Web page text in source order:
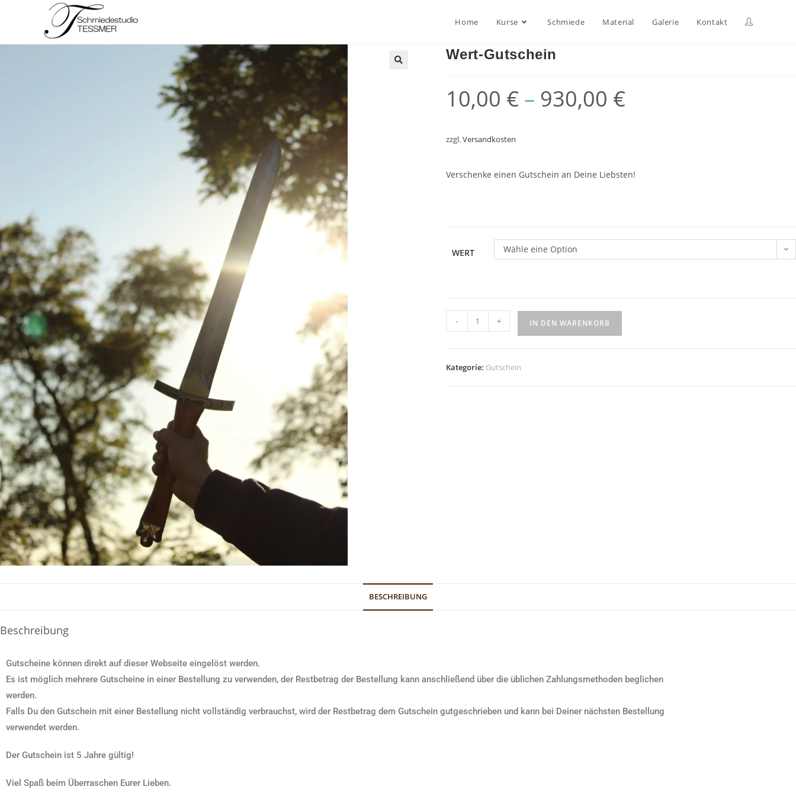
Home Kurse Schmiede Material Galerie Kontakt
Wert-Gutschein
10,00 €– 930,00 €
zzgl.Versandkosten
Verschenke einen Gutschein an Deine Liebsten!
WERT Wähle eine Option
- + IN DEN WARENKORB
Kategorie: Gutschein
BESCHREIBUNG
Beschreibung
Gutscheine können direkt auf dieser Webseite eingelöst werden.
Es ist möglich mehrere Gutscheine in einer Bestellung zu verwenden, der Restbetrag der Bestellung kann anschließend über die üblichen Zahlungsmethoden beglichen
werden.
Falls Du den Gutschein mit einer Bestellung nicht vollständig verbrauchst, wird der Restbetrag dem Gutschein gutgeschrieben und kann bei Deiner nächsten Bestellung
verwendet werden.
Der Gutschein ist 5 Jahre gültig!
Viel Spaß beim Überraschen Eurer Lieben.